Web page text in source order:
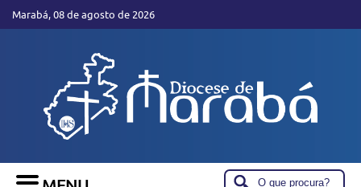
Marabá, 08 de agosto de 2026